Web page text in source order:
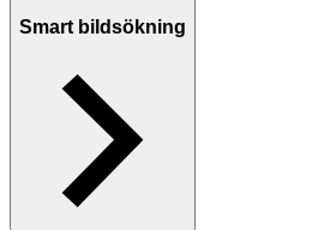
Smart bildsökning